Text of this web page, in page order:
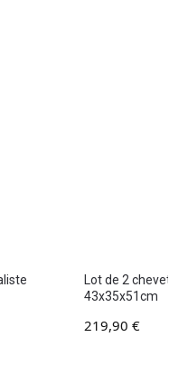
Lot de 2
43x35x51cm
219,90 €